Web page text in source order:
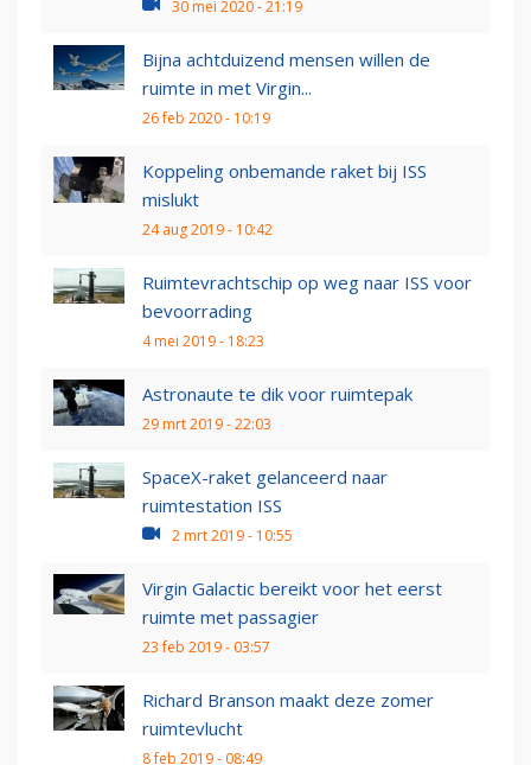
30 mei 2020 - 21:19
Bijna achtduizend mensen willen de
ruimte in met Virgin...
26 feb 2020 - 10:19
Koppeling onbemande raket bij ISS
mislukt
24 aug 2019 - 10:42
Ruimtevrachtschip op weg naar ISS voor
bevoorrading
4 mei 2019 - 18:23
Astronaute te dik voor ruimtepak
29 mrt 2019 - 22:03
SpaceX-raket gelanceerd naar
ruimtestation ISS
2 mrt 2019 - 10:55
Virgin Galactic bereikt voor het eerst
ruimte met passagier
23 feb 2019 - 03:57
Richard Branson maakt deze zomer
ruimtevlucht
8 feb 2019 - 08:49